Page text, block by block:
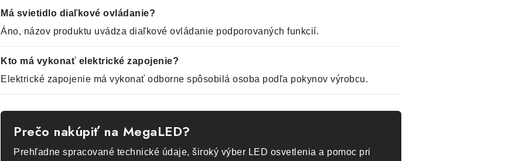
Má svietidlo diaľkové ovládanie?
Áno, názov produktu uvádza diaľkové ovládanie podporovaných funkcií.
Kto má vykonať elektrické zapojenie?
Elektrické zapojenie má vykonať odborne spôsobilá osoba podľa pokynov výrobcu.
Prečo nakúpiť na MegaLED?
Prehľadne spracované technické údaje, široký výber LED osvetlenia a pomoc pri